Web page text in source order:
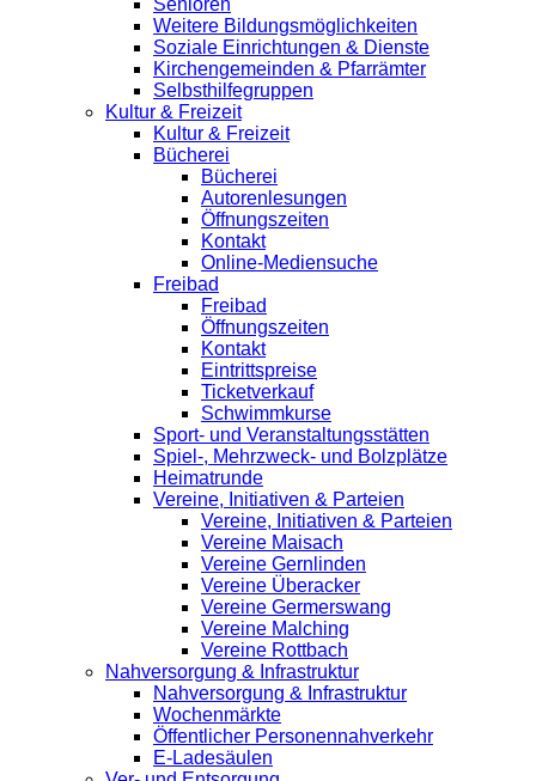
Senioren
Weitere Bildungsmöglichkeiten
Soziale Einrichtungen & Dienste
Kirchengemeinden & Pfarrämter
Selbsthilfegruppen
Kultur & Freizeit
Kultur & Freizeit
Bücherei
Bücherei
Autorenlesungen
Öffnungszeiten
Kontakt
Online-Mediensuche
Freibad
Freibad
Öffnungszeiten
Kontakt
Eintrittspreise
Ticketverkauf
Schwimmkurse
Sport- und Veranstaltungsstätten
Spiel-, Mehrzweck- und Bolzplätze
Heimatrunde
Vereine, Initiativen & Parteien
Vereine, Initiativen & Parteien
Vereine Maisach
Vereine Gernlinden
Vereine Überacker
Vereine Germerswang
Vereine Malching
Vereine Rottbach
Nahversorgung & Infrastruktur
Nahversorgung & Infrastruktur
Wochenmärkte
Öffentlicher Personennahverkehr
E-Ladesäulen